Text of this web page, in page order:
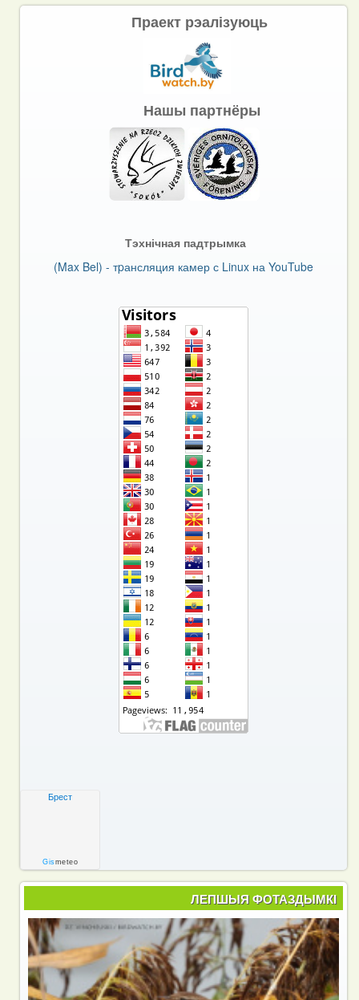
Праект рэалізуюць
Нашы партнёры
Тэхнічная падтрымка
(Max Bel) - тpансляция камер с Linux на YouTube
Брест
Gismeteo
ЛЕПШЫЯ ФОТАЗДЫМКІ